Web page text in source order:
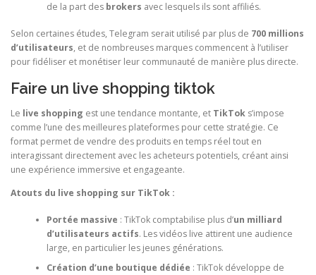
de la part des brokers avec lesquels ils sont affiliés.
Selon certaines études, Telegram serait utilisé par plus de 700 millions
d’utilisateurs, et de nombreuses marques commencent à l’utiliser
pour fidéliser et monétiser leur communauté de manière plus directe.
Faire un live shopping tiktok
Le live shopping est une tendance montante, et TikTok s’impose
comme l’une des meilleures plateformes pour cette stratégie. Ce
format permet de vendre des produits en temps réel tout en
interagissant directement avec les acheteurs potentiels, créant ainsi
une expérience immersive et engageante.
Atouts du live shopping sur TikTok :
Portée massive : TikTok comptabilise plus d’un milliard
d’utilisateurs actifs. Les vidéos live attirent une audience
large, en particulier les jeunes générations.
Création d’une boutique dédiée : TikTok développe de